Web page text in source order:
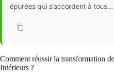
épurées qui s’accordent à tous...
Comment réussir la transformation
Intérieurs ?